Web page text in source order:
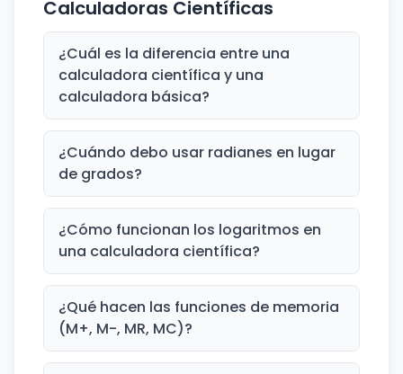
Calculadoras Científicas
¿Cuál es la diferencia entre una
calculadora científica y una
calculadora básica?
¿Cuándo debo usar radianes en lugar
de grados?
¿Cómo funcionan los logaritmos en
una calculadora científica?
¿Qué hacen las funciones de memoria
(M+, M-, MR, MC)?